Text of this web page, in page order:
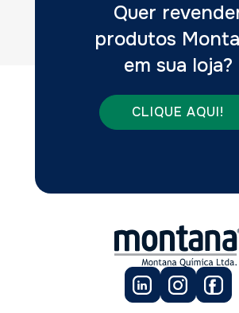
Quer
produtos
em sua loja?
CLIQUE AQUI!